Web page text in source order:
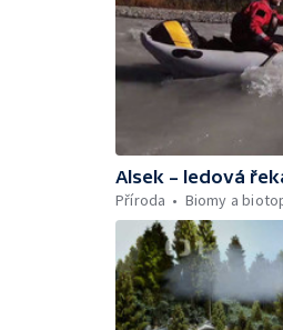
Alsek – ledová
Příroda
Biomy a